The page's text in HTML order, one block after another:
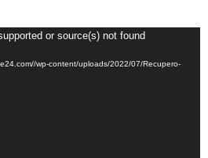
or source(s) not found
wp-content/uploads/2022/07/Recupero-